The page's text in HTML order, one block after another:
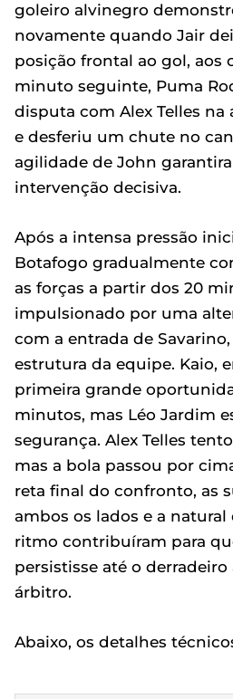
goleiro alvinegro
novamente quando Jair
posição frontal ao gol, aos
minuto seguinte, Puma
disputa com Alex Telles na
e desferiu um chute no
agilidade de John
intervenção decisiva.
Após a intensa pressão
Botafogo gradualmente
as forças a partir dos 20
impulsionado por uma
com a entrada de
estrutura da equipe. Kaio,
primeira grande
minutos, mas Léo Jardim
segurança. Alex Telles
mas a bola passou por
reta final do confronto, as
ambos os lados e a
ritmo contribuíram para
persistisse até o
árbitro.
Abaixo, os detalhes